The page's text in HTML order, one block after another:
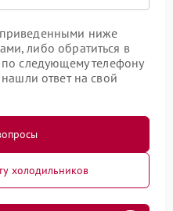
ниже
либо обратиться в
следующему телефону
ответ на свой
холодильников